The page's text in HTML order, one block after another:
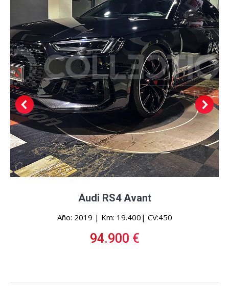
Audi RS4 Avant
Año: 2019 | Km: 19.400| CV:450
94.900 €